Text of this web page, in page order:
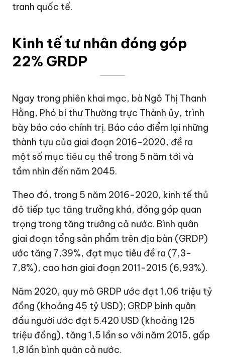
tranh quốc tế.
Kinh tế tư nhân đóng góp
22% GRDP
Ngay trong phiên khai mạc, bà Ngô Thị Thanh
Hằng, Phó bí thư Thường trực Thành ủy, trình
bày báo cáo chính trị. Báo cáo điểm lại những
thành tựu của giai đoạn 2016-2020, đề ra
một số mục tiêu cụ thể trong 5 năm tới và
tầm nhìn đến năm 2045.
Theo đó, trong 5 năm 2016-2020, kinh tế thủ
đô tiếp tục tăng trưởng khá, đóng góp quan
trọng trong tăng trưởng cả nước. Bình quân
giai đoạn tổng sản phẩm trên địa bàn (GRDP)
ước tăng 7,39%, đạt mục tiêu đề ra (7,3-
7,8%), cao hơn giai đoạn 2011-2015 (6,93%).
Năm 2020, quy mô GRDP ước đạt1,06 triệu tỷ
đồng (khoảng45 tỷ USD); GRDP bình quân
đầu người ước đạt 5.420 USD (khoảng 125
triệu đồng), tăng 1,5 lần so với năm 2015, gấp
1,8 lần bình quân cả nước.